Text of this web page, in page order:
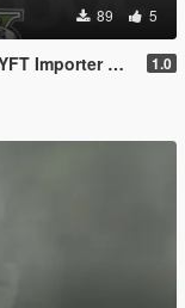
89 5
& Exporter 1.0